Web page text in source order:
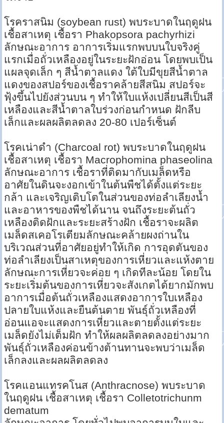
โรคราสนิม (soybean rust) พบระบาดในฤดูฝน
เชื้อสาเหตุ เชื้อรา Phakopsora pachyrhizi
ลักษณะอาการ อาการเริ่มแรกพบบนใบจริงคู่
แรกเมื่อถั่วเหลืองอยู่ในระยะฝักอ่อน โดยพบเป็น
แผลจุดเล็ก ๆ สีน้ำตาลแดง ใต้ใบมีขุยสีน้ำตาล
แดงของสปอร์ของเชื้อราคล้ายสีสนิม สปอร์จะ
ฟุ้งขึ้นไปยังส่วนบน ๆ ทำให้ใบแห้งเปลี่ยนสีเป็นสี
เหลืองและสีน้ำตาลใบร่วงก่อนกำหนด ฝักลีบ
เล็กและผลผลิตลดลง 20-80 เปอร์เซ็นต์
โรคเน่าดำ (Charcoal rot) พบระบาดในฤดูฝน
เชื้อสาเหตุ เชื้อรา Macrophomina phaseolina
ลักษณะอาการ เชื้อราที่ติดมากับเมล็ดหรือ
อาศัยในดินจะงอกเข้าในต้นพืชได้ตั้งแต่ระยะ
กล้า และเจริญเติบโตในส่วนของท่อลำเลียงน้ำ
และอาหารของพืชได้นาน จนถึงระยะต้นถั่ว
เหลืองติดฝักและระยะสร้างฝัก เชื้อราจะผลิต
เมล็ดสเคอโรเตียมลักษณะคล้ายผงถ่านใน
บริเวณส่วนที่อาศัยอยู่ทำให้เกิด การอุดตันของ
ท่อลำเลียงเป็นสาเหตุของการเหี่ยวและแห้งตาย
ลักษณะการเหี่ยวจะค่อย ๆ เกิดทีละน้อย โดยใน
ระยะเริ่มต้นของการเหี่ยวจะสังเกตได้ยากมักพบ
อาการเมื่อต้นถั่วเหลืองแสดงอาการใบเหลือง
ปลายใบแห้งและยืนต้นตาย พันธุ์ถั่วเหลืองที่
อ่อนแอจะแสดงการเหี่ยวและตายตั้งแต่ระยะ
เมล็ดยังไม่เต็มฝัก ทำให้ผลผลิตลดลงอย่างมาก
พันธุ์ถั่วเหลืองค่อนข้างต้านทานจะพบว่าเมล็ด
เล็กลงและผลผลิตลดลง
โรคแอนแทรคโนส (Anthracnose) พบระบาด
ในฤดูฝน เชื้อสาเหตุ เชื้อรา Colletotrichunm
dematum